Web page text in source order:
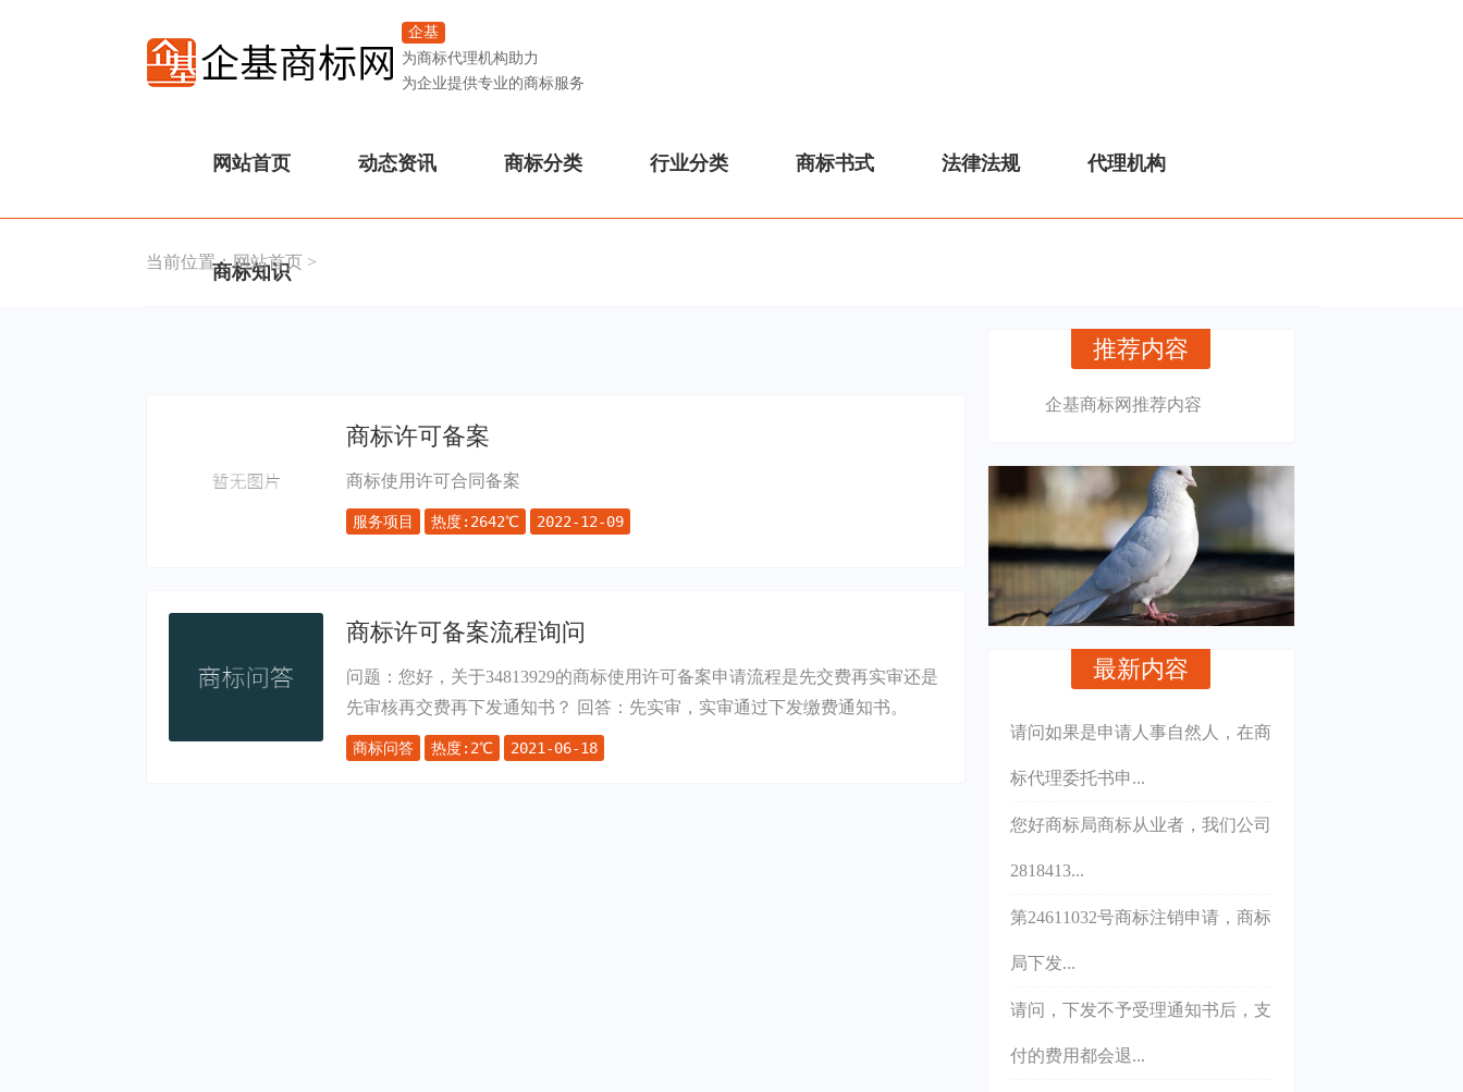
企基
为商标代理机构助力
为企业提供专业的商标服务
网站首页 动态资讯 商标分类 行业分类 商标书式 法律法规 代理机构
商标知识
当前位置：网站首页 >
商标许可备案
商标使用许可合同备案
服务项目 热度:2642℃ 2022-12-09
商标许可备案流程询问
问题：您好，关于34813929的商标使用许可备案申请流程是先交费再实审还是
先审核再交费再下发通知书？ 回答：先实审，实审通过下发缴费通知书。
商标问答 热度:2℃ 2021-06-18
推荐内容
企基商标网推荐内容
最新内容
请问如果是申请人事自然人，在商
标代理委托书申...
您好商标局商标从业者，我们公司
2818413...
第24611032号商标注销申请，商标
局下发...
请问，下发不予受理通知书后，支
付的费用都会退...